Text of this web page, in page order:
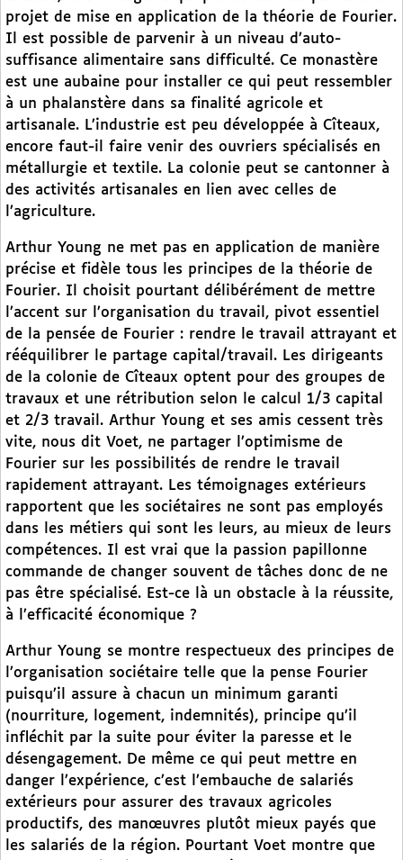
projet de mise en application de la théorie de Fourier.
Il est possible de parvenir à un niveau d’auto-
suffisance alimentaire sans difficulté. Ce monastère
est une aubaine pour installer ce qui peut ressembler
à un phalanstère dans sa finalité agricole et
artisanale. L’industrie est peu développée à Cîteaux,
encore faut-il faire venir des ouvriers spécialisés en
métallurgie et textile. La colonie peut se cantonner à
des activités artisanales en lien avec celles de
l’agriculture.
Arthur Young ne met pas en application de manière
précise et fidèle tous les principes de la théorie de
Fourier. Il choisit pourtant délibérément de mettre
l’accent sur l’organisation du travail, pivot essentiel
de la pensée de Fourier : rendre le travail attrayant et
rééquilibrer le partage capital/travail. Les dirigeants
de la colonie de Cîteaux optent pour des groupes de
travaux et une rétribution selon le calcul 1/3 capital
et 2/3 travail. Arthur Young et ses amis cessent très
vite, nous dit Voet, ne partager l’optimisme de
Fourier sur les possibilités de rendre le travail
rapidement attrayant. Les témoignages extérieurs
rapportent que les sociétaires ne sont pas employés
dans les métiers qui sont les leurs, au mieux de leurs
compétences. Il est vrai que la passion papillonne
commande de changer souvent de tâches donc de ne
pas être spécialisé. Est-ce là un obstacle à la réussite,
à l’efficacité économique ?
Arthur Young se montre respectueux des principes de
l’organisation sociétaire telle que la pense Fourier
puisqu’il assure à chacun un minimum garanti
(nourriture, logement, indemnités), principe qu’il
infléchit par la suite pour éviter la paresse et le
désengagement. De même ce qui peut mettre en
danger l’expérience, c’est l’embauche de salariés
extérieurs pour assurer des travaux agricoles
productifs, des manœuvres plutôt mieux payés que
les salariés de la région. Pourtant Voet montre que